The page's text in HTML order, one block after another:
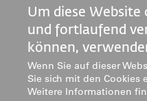
info@phsg.ch
Footer
Links
Standorte
Jobs
Medien
Mediatheken
Um diese
und fortlaufend
können,
Wenn Sie auf dieser
Sie sich mit den Cookies
Weitere Informationen